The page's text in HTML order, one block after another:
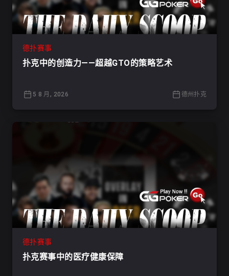
德扑赛事
扑克中的创造力——超越GTO的策略艺术
5 8 月, 2026 德州扑克
德扑赛事
扑克赛事中的医疗健康保障